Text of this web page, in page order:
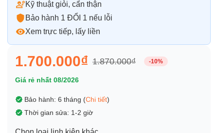
Kỹ thuật giỏi, cẩn thận
Bảo hành 1 ĐỔI 1 nếu lỗi
Xem trực tiếp, lấy liền
1.700.000₫ 1.870.000₫ -10%
Giá rẻ nhất 08/2026
Bảo hành: 6 tháng (Chi tiết)
Thời gian sửa: 1-2 giờ